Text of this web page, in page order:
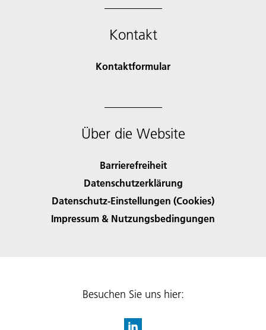
Kontakt
Kontaktformular
Über die Website
Barrierefreiheit
Datenschutzerklärung
Datenschutz-Einstellungen (Cookies)
Impressum & Nutzungsbedingungen
Besuchen Sie uns hier: